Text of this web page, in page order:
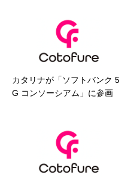
カタリナが「ソフトバンク 5
G コンソーシアム」に参画